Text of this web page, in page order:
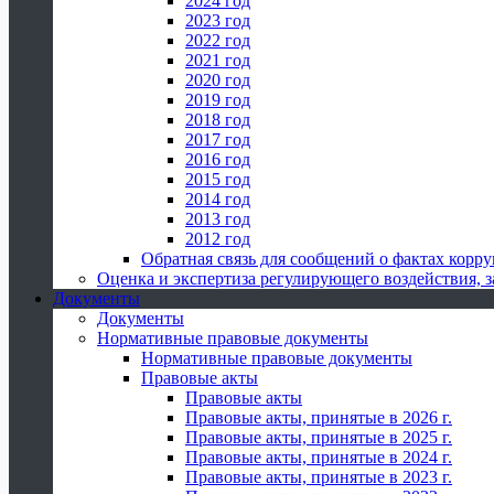
2023 год
2022 год
2021 год
2020 год
2019 год
2018 год
2017 год
2016 год
2015 год
2014 год
2013 год
2012 год
Обратная связь для сообщений о фактах
Оценка и экспертиза регулирующего
Документы
Документы
Нормативные правовые документы
Нормативные правовые документы
Правовые акты
Правовые акты
Правовые акты, принятые в 2026 г.
Правовые акты, принятые в 2025 г.
Правовые акты, принятые в 2024 г.
Правовые акты, принятые в 2023 г.